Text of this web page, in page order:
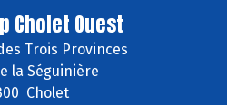
Cholet Ouest
Trois Provinces
la Séguinière
Cholet